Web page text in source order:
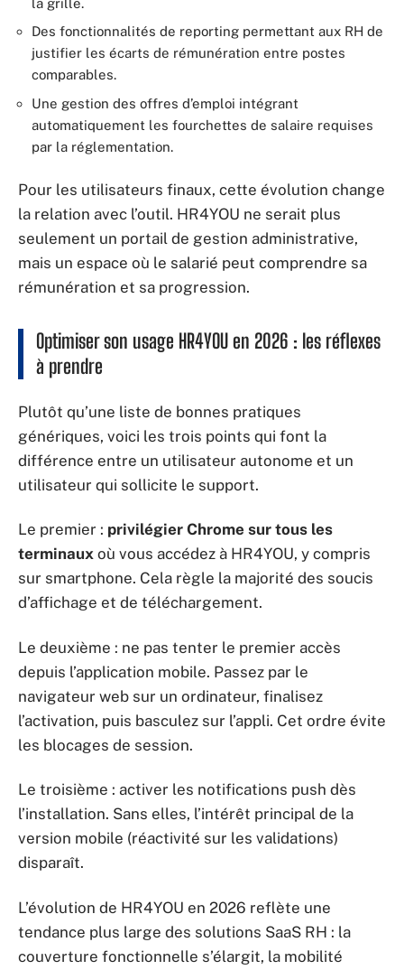
Des fonctionnalités de reporting permettant aux RH de
justifier les écarts de rémunération entre postes
comparables.
Une gestion des offres d’emploi intégrant
automatiquement les fourchettes de salaire requises
par la réglementation.
Pour les utilisateurs finaux, cette évolution change
la relation avec l’outil. HR4YOU ne serait plus
seulement un portail de gestion administrative,
mais un espace où le salarié peut comprendre sa
rémunération et sa progression.
Optimiser son usage HR4YOU en 2026 : les réflexes
à prendre
Plutôt qu’une liste de bonnes pratiques
génériques, voici les trois points qui font la
différence entre un utilisateur autonome et un
utilisateur qui sollicite le support.
Le premier : privilégier Chrome sur tous les
terminaux où vous accédez à HR4YOU, y compris
sur smartphone. Cela règle la majorité des soucis
d’affichage et de téléchargement.
Le deuxième : ne pas tenter le premier accès
depuis l’application mobile. Passez par le
navigateur web sur un ordinateur, finalisez
l’activation, puis basculez sur l’appli. Cet ordre évite
les blocages de session.
Le troisième : activer les notifications push dès
l’installation. Sans elles, l’intérêt principal de la
version mobile (réactivité sur les validations)
disparaît.
L’évolution de HR4YOU en 2026 reflète une
tendance plus large des solutions SaaS RH : la
couverture fonctionnelle s’élargit, la mobilité